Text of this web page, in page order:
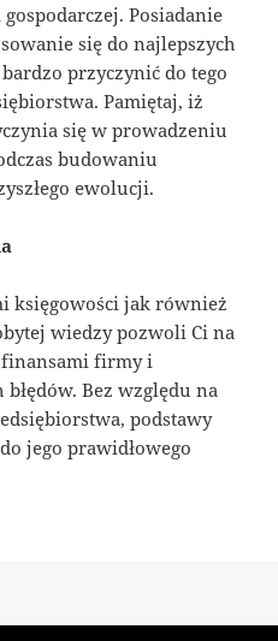
Posiadanie
się do najlepszych
przyczynić do tego
Pamiętaj, iż
się w prowadzeniu
budowaniu
ewolucji.
księgowości jak również
wiedzy pozwoli Ci na
finansami firmy i
Bez względu na
podstawy
jego prawidłowego